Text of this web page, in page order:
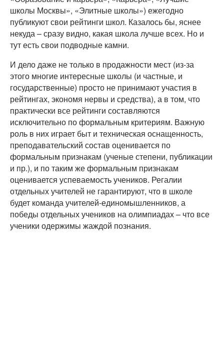
школы Москвы», «Элитные школы») ежегодно
публикуют свои рейтинги школ. Казалось бы, яснее
некуда – сразу видно, какая школа лучше всех. Но и
тут есть свои подводные камни.
И дело даже не только в продажности мест (из-за
этого многие интересные школы (и частные, и
государственные) просто не принимают участия в
рейтингах, экономя нервы и средства), а в том, что
практически все рейтинги составляются
исключительно по формальным критериям. Важную
роль в них играет быт и техническая оснащенность,
преподавательский состав оценивается по
формальным признакам (ученые степени, публикации
и пр.), и по таким же формальным признакам
оценивается успеваемость учеников. Регалии
отдельных учителей не гарантируют, что в школе
будет команда учителей-единомышленников, а
победы отдельных учеников на олимпиадах – что все
ученики одержимы жаждой познания.